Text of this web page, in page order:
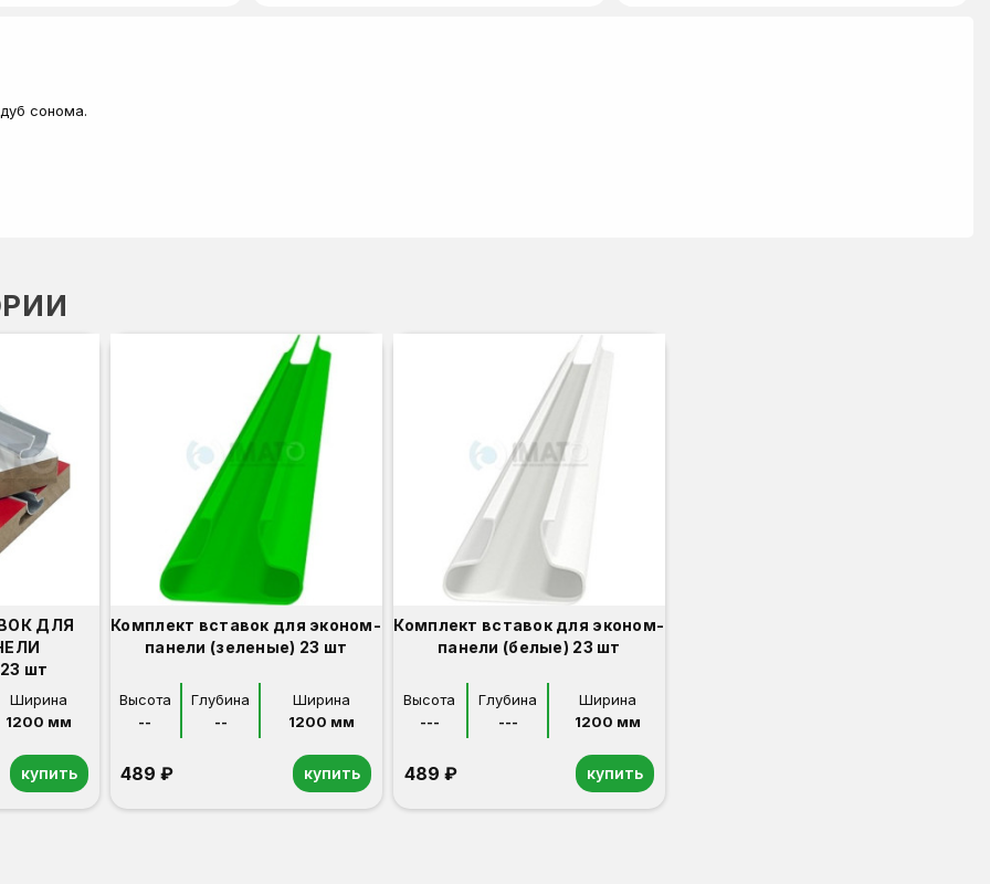
сонома.
ДЛЯ
шт
Ширина
1200 мм
купить
Комплект вставок для эконом-
панели (зеленые) 23 шт
Высота
--
Глубина
--
Ширина
1200 мм
489 ₽ купить
Комплект вставок для эконом-
панели (белые) 23 шт
Высота
---
Глубина
---
Ширина
1200 мм
489 ₽ купить